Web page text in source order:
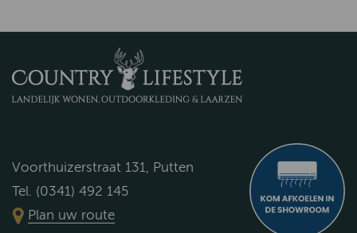
Voorthuizerstraat 131, Putten
Tel. (0341) 492 145
Plan uw route